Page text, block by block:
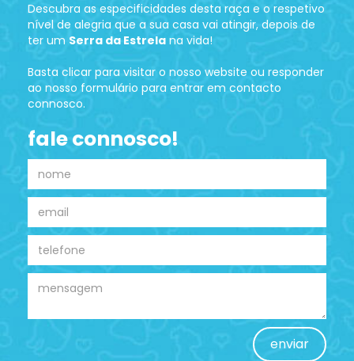
Descubra as especificidades desta raça e o respetivo
nível de alegria que a sua casa vai atingir, depois de
ter um Serra da Estrela na vida!
Basta clicar para visitar o nosso website ou responder
ao nosso formulário para entrar em contacto
connosco.
fale connosco!